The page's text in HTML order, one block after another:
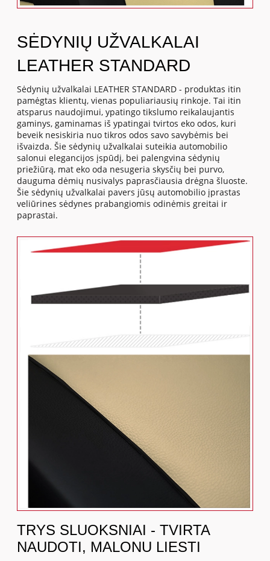
SĖDYNIŲ UŽVALKALAI
LEATHER STANDARD
Sėdynių užvalkalai LEATHER STANDARD - produktas itin
pamėgtas klientų, vienas populiariausių rinkoje. Tai itin
atsparus naudojimui, ypatingo tikslumo reikalaujantis
gaminys, gaminamas iš ypatingai tvirtos eko odos, kuri
beveik nesiskiria nuo tikros odos savo savybėmis bei
išvaizda. Šie sėdynių užvalkalai suteikia automobilio
salonui elegancijos įspūdį, bei palengvina sėdynių
priežiūrą, mat eko oda nesugeria skysčių bei purvo,
dauguma dėmių nusivalys paprasčiausia drėgna šluoste.
Šie sėdynių užvalkalai pavers jūsų automobilio įprastas
veliūrines sėdynes prabangiomis odinėmis greitai ir
paprastai.
TRYS SLUOKSNIAI - TVIRTA
NAUDOTI, MALONU LIESTI